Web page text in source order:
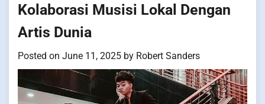
Kolaborasi Musisi Lokal Dengan
Artis Dunia
Posted on June 11, 2025 by Robert Sanders